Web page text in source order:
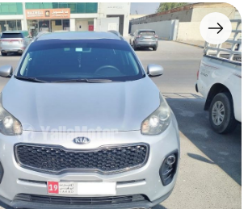
درهم
للبيع
كيا
سبورتاج
2017
L
2.0T
LX
بنزين
أوتوماتيكي
دفع
أمامي
مستعمل